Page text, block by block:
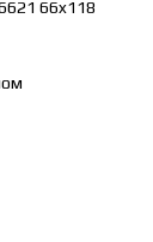
66x118